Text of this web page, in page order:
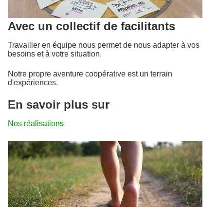
Avec un collectif de facilitants
Travailler en équipe nous permet de nous adapter à vos
besoins et à votre situation.
Notre propre aventure coopérative est un terrain
d'expériences.
En savoir plus sur
Nos réalisations